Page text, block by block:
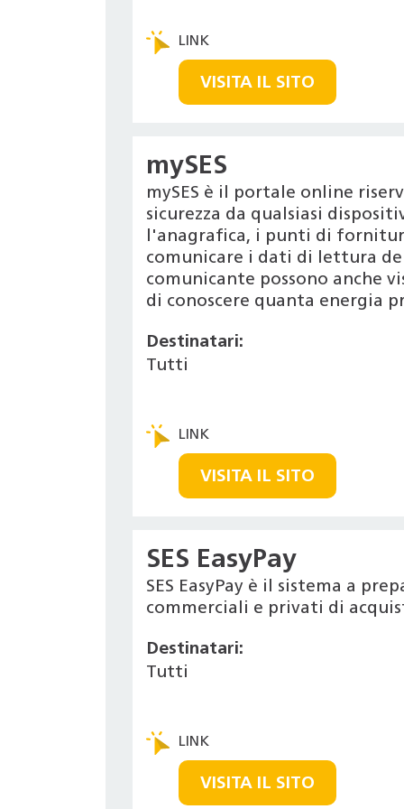
VISITA IL SITO
mySES
mySES è il portale online
sicurezza da qualsiasi
l'anagrafica, i punti di
comunicare i dati di lettura
comunicante possono anche
di conoscere quanta energia
Destinatari:
Tutti
VISITA IL SITO
SES EasyPay
SES EasyPay è il sistema a
commerciali e privati di
Destinatari:
Tutti
VISITA IL SITO